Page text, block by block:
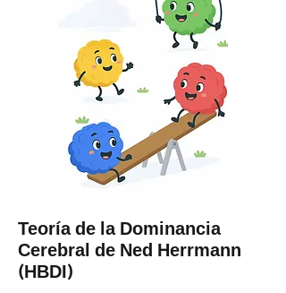
Teoría de la Dominancia
Cerebral de Ned Herrmann
(HBDI)